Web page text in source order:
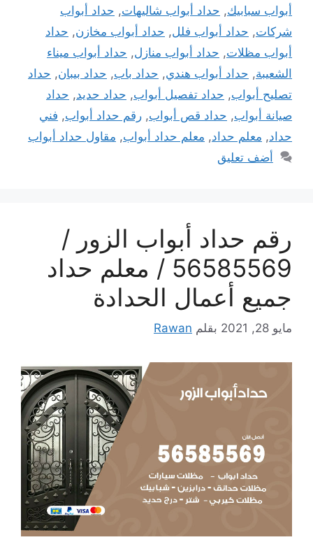
أبواب سبابيك, حداد أبواب شاليهات, حداد أبواب
شركات, حداد أبواب فلل, حداد أبواب مخازن, حداد
أبواب مظلات, حداد أبواب منازل, حداد أبواب ميناء
الشعيبة, حداد أبواب هندي, حداد باب, حداد بيبان, حداد
تصليح أبواب, حداد تفصيل أبواب, حداد حديد, حداد
صيانة أبواب, حداد قص أبواب, رقم حداد أبواب, فني
حداد, معلم حداد, معلم حداد أبواب, مقاول حداد أبواب
أضف تعليق
رقم حداد أبواب الزور /
56585569 / معلم حداد
جميع أعمال الحدادة
مايو 28, 2021 بقلم Rawan